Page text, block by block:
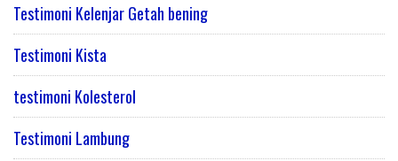
Testimoni Kelenjar Getah bening
Testimoni Kista
testimoni Kolesterol
Testimoni Lambung